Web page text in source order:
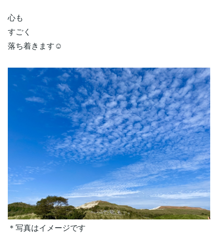
心も
すごく
落ち着きます☺️
＊写真はイメージです